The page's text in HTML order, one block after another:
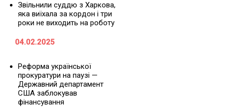
Звільнили суддю з Харкова,
яка виїхала за кордон і три
роки не виходить на роботу
04.02.2025
Реформа української
прокуратури на паузі —
Державний департамент
США заблокував
фінансування